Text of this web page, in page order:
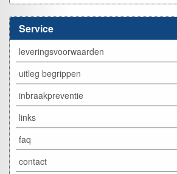
Service
leveringsvoorwaarden
uitleg begrippen
inbraakpreventie
links
faq
contact